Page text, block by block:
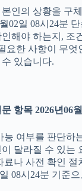
인의 상황을 구
02일 08시24분
해야 하는지, 조
요한 사항이 무엇
있습니다.
항목 2026년06
능 여부를 판단하
달라질 수 있는
료나 사전 확인 절
08시24분 기준